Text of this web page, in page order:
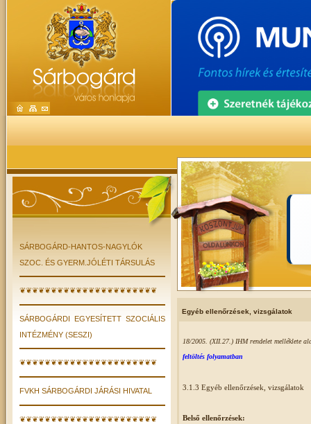
SÁRBOGÁRD-HANTOS-NAGYLÓK
SZOC. ÉS GYERM.JÓLÉTI TÁRSULÁS
❦❦❦❦❦❦❦❦❦❦❦❦❦❦❦❦❦❦❦❦❦❦
SÁRBOGÁRDI EGYESÍTETT SZOCIÁLIS
INTÉZMÉNY (SESZI)
❦❦❦❦❦❦❦❦❦❦❦❦❦❦❦❦❦❦❦❦❦❦
FVKH SÁRBOGÁRDI JÁRÁSI HIVATAL
❦❦❦❦❦❦❦❦❦❦❦❦❦❦❦❦❦❦❦❦❦❦
Egyéb ellenőrzések, vizsgálatok
18/2005. (XII.27.) IHM rendelet melléklete
feltöltés folyamatban
3.1.3 Egyéb ellenőrzések, vizsgálatok
Belső ellenőrzések: